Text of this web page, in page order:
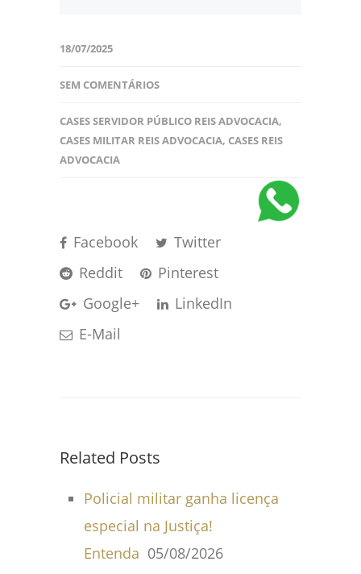
18/07/2025
SEM COMENTÁRIOS
CASES SERVIDOR PÚBLICO REIS ADVOCACIA,
CASES MILITAR REIS ADVOCACIA, CASES REIS
ADVOCACIA
Facebook
Twitter
Reddit
Pinterest
Google+
LinkedIn
E-Mail
Related Posts
Policial militar ganha licença
especial na Justiça!
Entenda 05/08/2026